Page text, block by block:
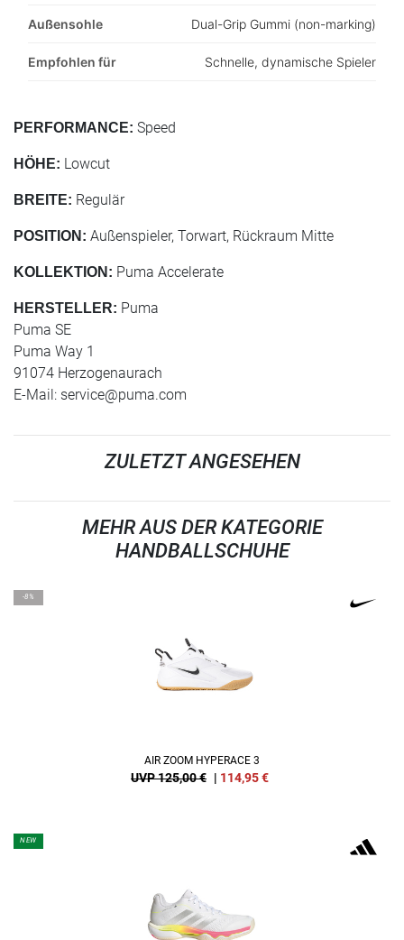
Außensohle Dual-Grip Gummi (non-marking)
Empfohlen für Schnelle, dynamische Spieler
PERFORMANCE: Speed
HÖHE: Lowcut
BREITE: Regulär
POSITION: Außenspieler, Torwart, Rückraum Mitte
KOLLEKTION: Puma Accelerate
HERSTELLER: Puma
Puma SE
Puma Way 1
91074 Herzogenaurach
E-Mail: service@puma.com
ZULETZT ANGESEHEN
MEHR AUS DER KATEGORIE
HANDBALLSCHUHE
-8%
AIR ZOOM HYPERACE 3
UVP 125,00 € | 114,95€
NEW